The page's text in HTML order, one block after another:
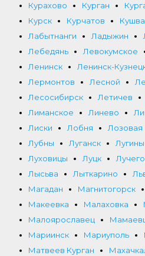
Курахово
Курган
Курск
Курчатов Кушва
Лабытнанги
Ладыжин
Лебедянь
Левокумское
Ленинск
Ленинск-
Лермонтов
Лесной
Лесосибирск
Летичев
Лиманское
Линево
Лиски
Лобня Лозовая
Лубны
Луганск Лугины
Луховицы
Луцк
Лысьва
Лыткарино
Магадан
Магнитогорск
Макеевка
Малаховка
Малоярославец
Мариинск
Мариуполь
Матвеев Курган